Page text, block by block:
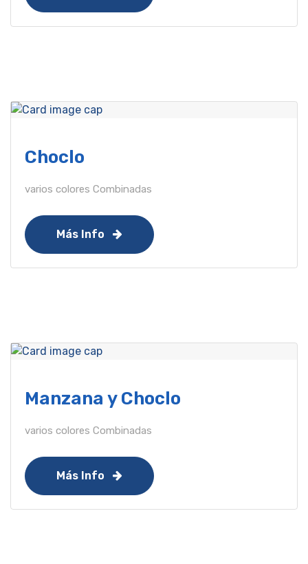
Choclo
varios colores Combinadas
Más Info
Manzana y Choclo
varios colores Combinadas
Más Info